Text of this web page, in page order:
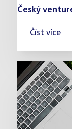
Český
Číst více